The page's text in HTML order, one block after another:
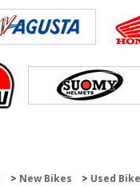
New Bikes Used